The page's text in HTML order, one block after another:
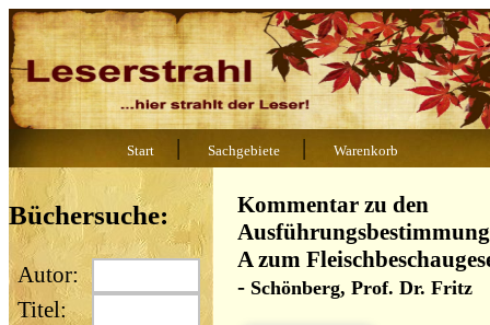
Start | Sachgebiete | Warenkorb
Büchersuche:
Autor:
Titel:
Kommentar zu den
A zum
- Schönberg, Prof. Dr. Fritz